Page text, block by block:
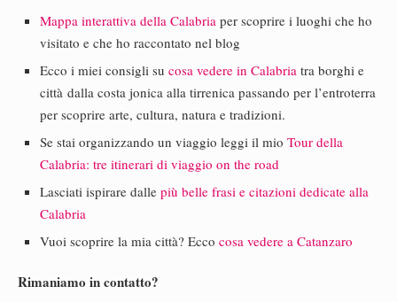
Mappa interattiva della Calabria per scoprire i luoghi che ho
visitato e che ho raccontato nel blog
Ecco i miei consigli su cosa vedere in Calabria tra borghi e
città dalla costa jonica alla tirrenica passando per l’entroterra
per scoprire arte, cultura, natura e tradizioni.
Se stai organizzando un viaggio leggi il mio Tour della
Calabria: tre itinerari di viaggio on the road
Lasciati ispirare dalle più belle frasi e citazioni dedicate alla
Calabria
Vuoi scoprire la mia città? Ecco cosa vedere a Catanzaro
Rimaniamo in contatto?